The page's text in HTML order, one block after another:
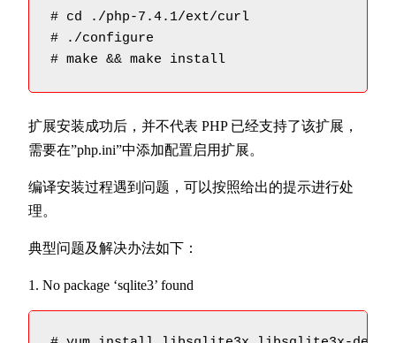
# cd ./php-7.4.1/ext/curl
# ./configure
# make && make install
扩展安装成功后，并不代表 PHP 已经支持了该扩展，
需要在”php.ini”中添加配置启用扩展。
编译安装过程遇到问题，可以按照给出的提示进行处
理。
典型问题及解决办法如下：
1. No package ‘sqlite3’ found